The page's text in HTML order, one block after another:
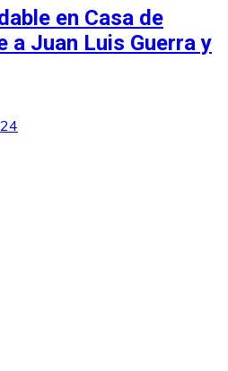
en Casa de
a Juan Luis Guerra y